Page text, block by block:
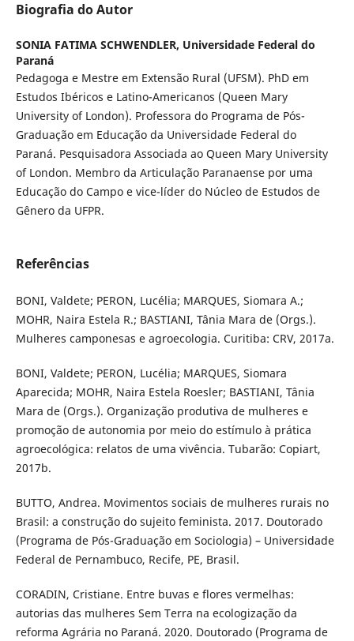
Biografia do Autor
SONIA FATIMA SCHWENDLER, Universidade Federal do
Paraná
Pedagoga e Mestre em Extensão Rural (UFSM). PhD em
Estudos Ibéricos e Latino-Americanos (Queen Mary
University of London). Professora do Programa de Pós-
Graduação em Educação da Universidade Federal do
Paraná. Pesquisadora Associada ao Queen Mary University
of London. Membro da Articulação Paranaense por uma
Educação do Campo e vice-líder do Núcleo de Estudos de
Gênero da UFPR.
Referências
BONI, Valdete; PERON, Lucélia; MARQUES, Siomara A.;
MOHR, Naira Estela R.; BASTIANI, Tânia Mara de (Orgs.).
Mulheres camponesas e agroecologia. Curitiba: CRV, 2017a.
BONI, Valdete; PERON, Lucélia; MARQUES, Siomara
Aparecida; MOHR, Naira Estela Roesler; BASTIANI, Tânia
Mara de (Orgs.). Organização produtiva de mulheres e
promoção de autonomia por meio do estímulo à prática
agroecológica: relatos de uma vivência. Tubarão: Copiart,
2017b.
BUTTO, Andrea. Movimentos sociais de mulheres rurais no
Brasil: a construção do sujeito feminista. 2017. Doutorado
(Programa de Pós-Graduação em Sociologia) – Universidade
Federal de Pernambuco, Recife, PE, Brasil.
CORADIN, Cristiane. Entre buvas e flores vermelhas:
autorias das mulheres Sem Terra na ecologização da
reforma Agrária no Paraná. 2020. Doutorado (Programa de